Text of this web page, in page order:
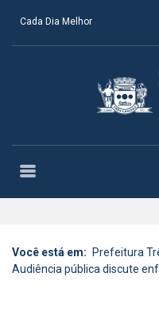
Cada Dia Melhor
Você está em: Prefeitura
Audiência pública discute